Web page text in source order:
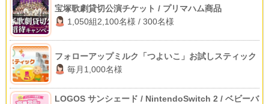
宝塚歌劇貸切公演チケット / プリマハム商品
1,050組2,100名様 / 300名様
フォローアップミルク「つよいこ」お試しスティック
毎月1,000名様
LOGOS サンシェード / NintendoSwitch 2 / ベビーバ